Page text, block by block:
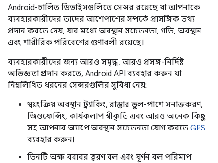
Android-চালিত ডিভাইসগুলিতে সেন্সর রয়েছে যা আপনাকে
ব্যবহারকারীদের তাদের আশেপাশের সম্পর্কে প্রাসঙ্গিক তথ্য
প্রদান করতে দেয়, যার মধ্যে অবস্থান সচেতনতা, গতি, অবস্থান
এবং শারীরিক পরিবেশের গুণাবলী রয়েছে।
ব্যবহারকারীদের জন্য আরও সমৃদ্ধ, আরও প্রসঙ্গ-নির্দিষ্ট
অভিজ্ঞতা প্রদান করতে, Android API ব্যবহার করুন যা
নিম্নলিখিত ধরনের সেন্সরগুলির সুবিধা নেয়:
স্বয়ংক্রিয় অবস্থান ট্র্যাকিং, রাস্তার ভুল-পাশে সনাক্তকরণ,
জিওফেন্সিং, কার্যকলাপ স্বীকৃতি এবং আরও অনেক কিছু
সহ আপনার অ্যাপে অবস্থান সচেতনতা যোগ করতে GPS
ব্যবহার করুন।
তিনটি অক্ষ বরাবর ত্বরণ বল এবং ঘূর্ণন বল পরিমাপ